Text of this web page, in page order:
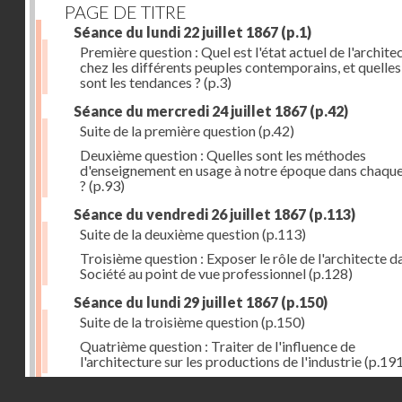
PAGE DE TITRE
Séance du lundi 22 juillet 1867 (p.1)
Première question : Quel est l'état actuel de
chez les différents peuples contemporains, et
sont les tendances ? (p.3)
Séance du mercredi 24 juillet 1867 (p.42)
Suite de la première question(p.42)
Deuxième question : Quelles sont les méthodes
d'enseignement en usage à notre époque dans
? (p.93)
Séance du vendredi 26 juillet 1867 (p.113)
Suite de la deuxième question(p.113)
Troisième question : Exposer le rôle de l'architecte
Société au point de vue professionnel(p.128)
Séance du lundi 29 juillet 1867 (p.150)
Suite de la troisième question(p.150)
Quatrième question : Traiter de l'influence de
l'architecture sur les productions de l'industrie